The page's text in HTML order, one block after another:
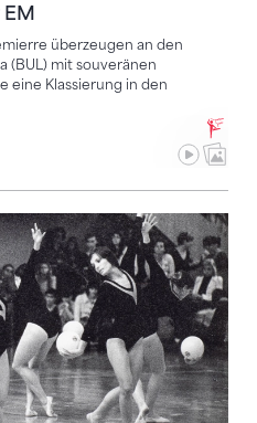
überzeugen an den
(BUL) mit souveränen
eine Klassierung in den
im Wandel der Zeit